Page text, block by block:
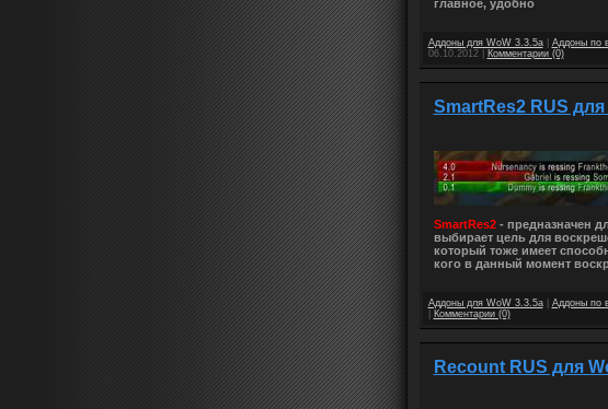
главное, удобно
Аддоны для WoW 3.3.5a| Аддоны по
06.10.2012| Комментарии (0)
SmartRes2 RUS для
SmartRes2 - предназначен
выбирает цель для
который тоже имеет
кого в данный момент
Аддоны для WoW 3.3.5a| Аддоны по
Комментарии (0)
Recount RUS для